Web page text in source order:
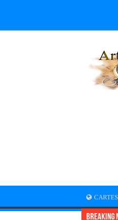
Breaking